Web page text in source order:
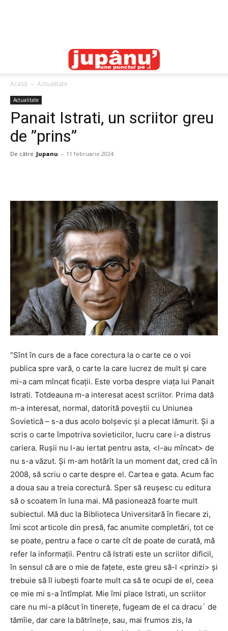
Acasă Actualitate
Actualitate
Panait Istrati, un scriitor greu
de ”prins”
De către Jupanu - 11 februarie 2024
”Sînt în curs de a face corectura la o carte ce o voi
publica spre vară, o carte la care lucrez de mult și care
mi-a cam mîncat ficații. Este vorba despre viața lui Panait
Istrati. Totdeauna m-a interesat acest scriitor. Prima dată
m-a interesat, normal, datorită poveștii cu Uniunea
Sovietică – s-a dus acolo bolșevic și a plecat lămurit. Și a
scris o carte împotriva sovieticilor, lucru care i-a distrus
cariera. Rușii nu l-au iertat pentru asta, <l-au mîncat> de
nu s-a văzut. Și m-am hotărît la un moment dat, cred că în
2008, să scriu o carte despre el. Cartea e gata. Acum fac
a doua sau a treia corectură. Sper să reușesc cu editura
să o scoatem în luna mai. Mă pasionează foarte mult
subiectul. Mă duc la Biblioteca Universitară în fiecare zi,
îmi scot articole din presă, fac anumite completări, tot ce
se poate, pentru a face o carte cît de poate de curată, mă
refer la informații. Pentru că Istrati este un scriitor dificil,
în sensul că are o mie de fațete, este greu să-l <prinzi> și
trebuie să îl iubești foarte mult ca să te ocupi de el, ceea
ce mie mi s-a întîmplat. Mie îmi place Istrati, un scriitor
care nu mi-a plăcut în tinerețe, fugeam de el ca dracu` de
tămîie, dar care la bătrînețe, sau, mai frumos zis, la